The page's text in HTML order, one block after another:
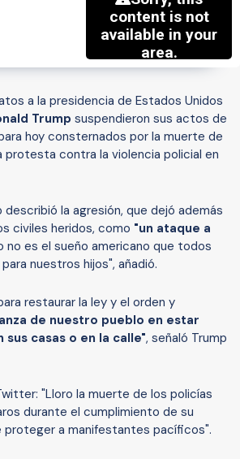
a la presidencia de Estados Unidos
Trump suspendieron sus actos de
hoy consternados por la muerte de
protesta contra la violencia policial en
describió la agresión, que dejó además
civiles heridos, como "un ataque a
no es el sueño americano que todos
nuestros hijos", añadió.
restaurar la ley y el orden y
de nuestro pueblo en estar
sus casas o en la calle", señaló Trump
"Lloro la muerte de los policías
durante el cumplimiento de su
proteger a manifestantes pacíficos".